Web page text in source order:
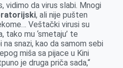
vidimo da virus slabi. Mnogi
, ali nije pušten
Veštački virusi su
tako mu ‘smetaju’ te
snazi, kao da samom sebi
miša sa pijace u Kini
je druga priča sada,“